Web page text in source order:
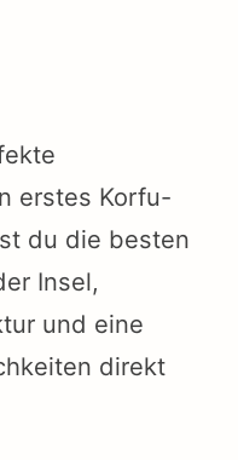
erstes Korfu-
du die besten
Insel,
und eine
direkt